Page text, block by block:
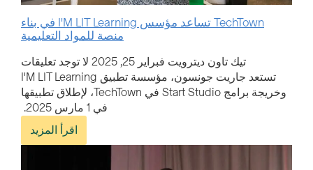
TechTown تساعد مؤسس I'M LIT Learning في بناء
منصة للمواد التعليمية
تيك تاون ديترويتفبراير 25, 2025
لا توجد تعليقات
تستعد جاريت جونسون، مؤسسة تطبيق I'M LIT Learning
وخريجة برامج Start Studio في TechTown، لإطلاق تطبيقها
في 1 مارس 2025.
اقرأ المزيد